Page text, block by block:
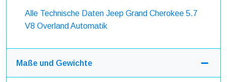
Alle Technische Daten Jeep Grand Cherokee 5.7
V8 Overland Automatik
Maße und Gewichte